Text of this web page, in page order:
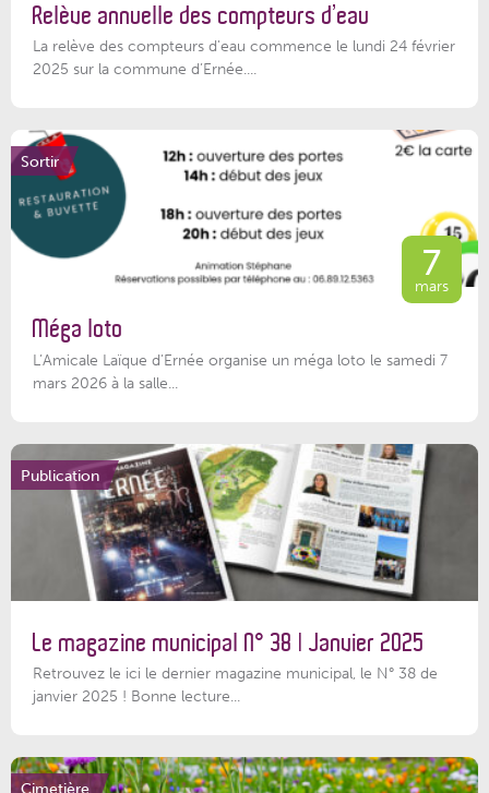
Relève annuelle des compteurs d’eau
La relève des compteurs d'eau commence le lundi 24 février
2025 sur la commune d’Ernée....
Sortir
7
mars
Méga loto
L’Amicale Laïque d’Ernée organise un méga loto le samedi 7
mars 2026 à la salle...
Publication
Le magazine municipal N° 38 | Janvier 2025
Retrouvez le ici le dernier magazine municipal, le N° 38 de
janvier 2025 ! Bonne lecture...
Cimetière